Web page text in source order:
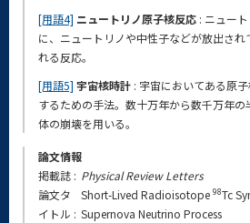
[用語4] ニュートリノ原子核反応 : ニュー
に、ニュートリノや中性子などが放出され
れる反応。
[用語5] 宇宙核時計 : 宇宙においてある原
するための手法。数十万年から数千万年
体の崩壊を用いる。
論文情報
掲載誌 : Physical Review Letters
論文タ
イトル :
Short-Lived Radioisotope 98Tc
Supernova Neutrino Process